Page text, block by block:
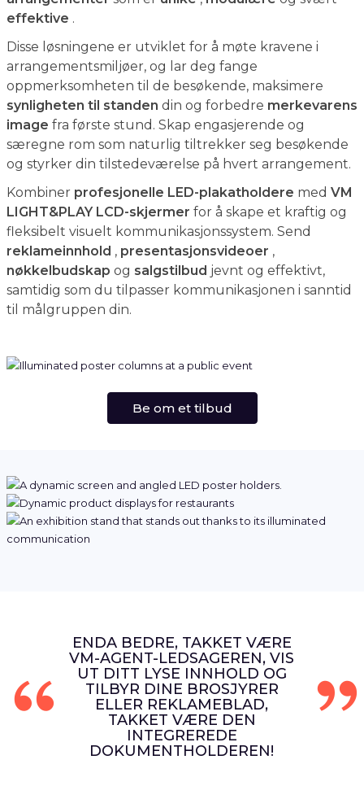
effektive .
Disse løsningene er utviklet for å møte kravene i
arrangementsmiljøer, og lar deg fange
oppmerksomheten til de besøkende, maksimere
synligheten til standen din og forbedre merkevarens
image fra første stund. Skap engasjerende og
særegne rom som naturlig tiltrekker seg besøkende
og styrker din tilstedeværelse på hvert arrangement.
Kombiner profesjonelle LED-plakatholdere med VM
LIGHT&PLAY LCD-skjermer for å skape et kraftig og
fleksibelt visuelt kommunikasjonssystem. Send
reklameinnhold , presentasjonsvideoer ,
nøkkelbudskap og salgstilbud jevnt og effektivt,
samtidig som du tilpasser kommunikasjonen i sanntid
til målgruppen din.
Be om et tilbud
ENDA BEDRE, TAKKET VÆRE
VM-AGENT-LEDSAGEREN, VIS
UT DITT LYSE INNHOLD OG
TILBYR DINE BROSJYRER
ELLER REKLAMEBLAD,
TAKKET VÆRE DEN
INTEGREREDE
DOKUMENTHOLDEREN!